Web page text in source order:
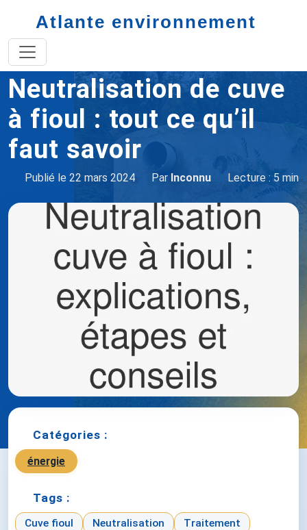
Atlante environnement
Accueil
Neutralisation de cuve
à fioul : tout ce qu’il
faut savoir
Publié le 22 mars 2024 Par Inconnu Lecture : 5 min
Catégories :
énergie
Tags :
Cuve fioul Neutralisation
Traitement